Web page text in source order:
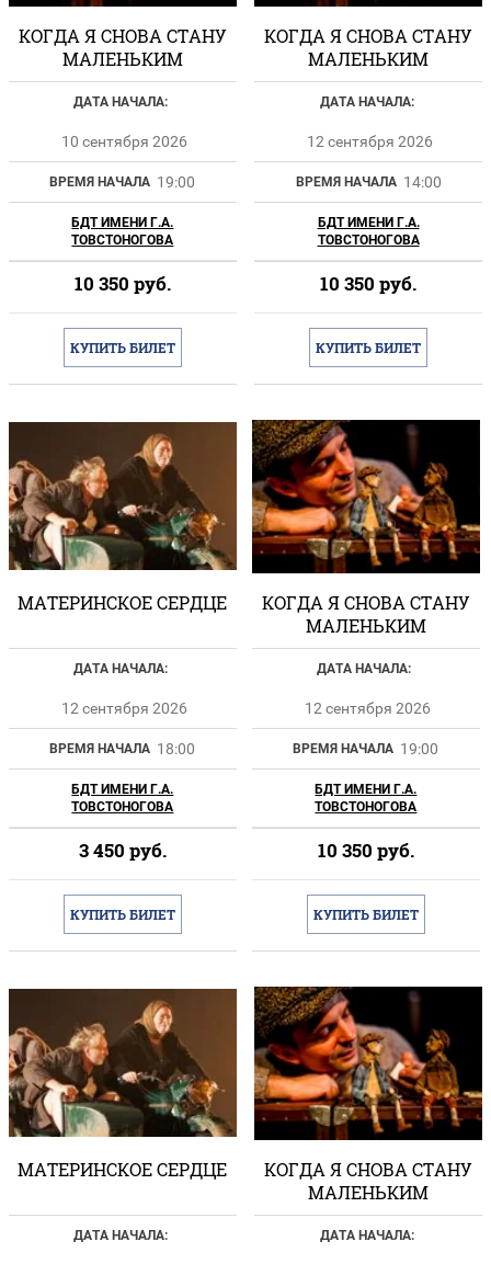
КОГДА Я СНОВА СТАНУ
МАЛЕНЬКИМ
ДАТА НАЧАЛА:
10 сентября 2026
ВРЕМЯ НАЧАЛА 19:00
БДТ ИМЕНИ Г.А.
ТОВСТОНОГОВА
10 350 руб.
КУПИТЬ БИЛЕТ
КОГДА Я СНОВА СТАНУ
МАЛЕНЬКИМ
ДАТА НАЧАЛА:
12 сентября 2026
ВРЕМЯ НАЧАЛА 14:00
БДТ ИМЕНИ Г.А.
ТОВСТОНОГОВА
10 350 руб.
КУПИТЬ БИЛЕТ
МАТЕРИНСКОЕ СЕРДЦЕ
ДАТА НАЧАЛА:
12 сентября 2026
ВРЕМЯ НАЧАЛА 18:00
БДТ ИМЕНИ Г.А.
ТОВСТОНОГОВА
3 450 руб.
КУПИТЬ БИЛЕТ
КОГДА Я СНОВА СТАНУ
МАЛЕНЬКИМ
ДАТА НАЧАЛА:
12 сентября 2026
ВРЕМЯ НАЧАЛА 19:00
БДТ ИМЕНИ Г.А.
ТОВСТОНОГОВА
10 350 руб.
КУПИТЬ БИЛЕТ
МАТЕРИНСКОЕ СЕРДЦЕ
ДАТА НАЧАЛА:
КОГДА Я СНОВА СТАНУ
МАЛЕНЬКИМ
ДАТА НАЧАЛА: